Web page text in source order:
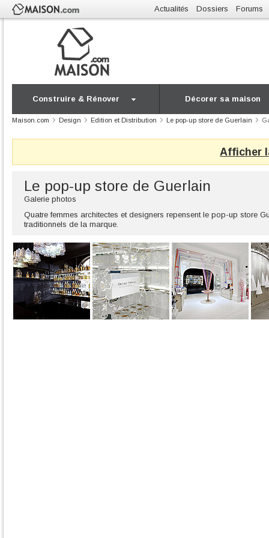
Actualités Dossiers Forums
Construire & Rénover Décorer sa maison
Maison.com Design Edition et Distribution Le pop-up store de Guerlain
Afficher
Le pop-up store de Guerlain
Galerie photos
Quatre femmes architectes et designers repensent le pop-up store
traditionnels de la marque.